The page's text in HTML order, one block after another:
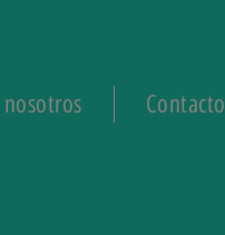
Contacto